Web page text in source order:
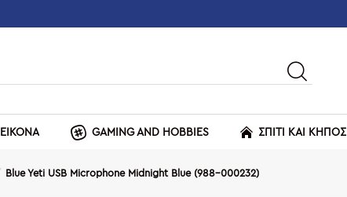
ΕΙΚΟΝΑ GAMING AND HOBBIES ΣΠΙΤΙ ΚΑΙ ΚΗΠΟΣ
Blue Yeti USB Microphone Midnight Blue (988-000232)